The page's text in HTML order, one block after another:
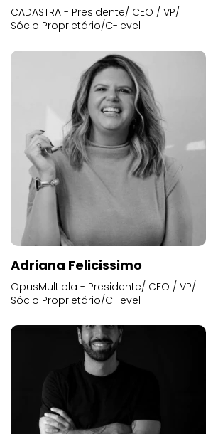
CADASTRA - Presidente/ CEO / VP/
Sócio Proprietário/C-level
Adriana Felicissimo
OpusMultipla - Presidente/ CEO / VP/
Sócio Proprietário/C-level